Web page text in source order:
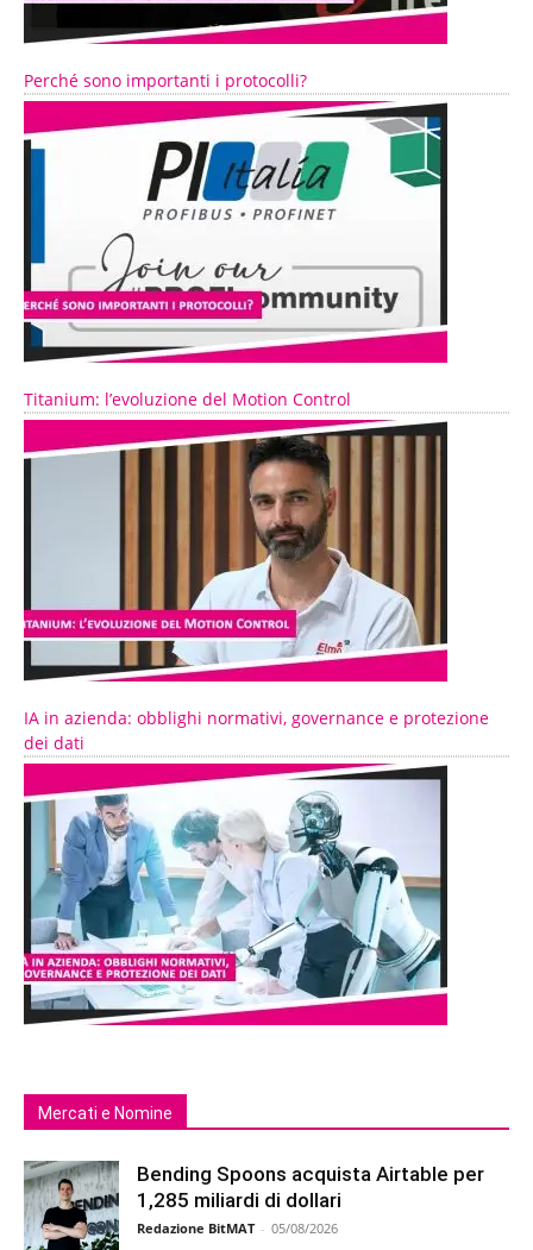
Perché sono importanti i protocolli?
Titanium: l’evoluzione del Motion Control
IA in azienda: obblighi normativi, governance e protezione
dei dati
Mercati e Nomine
Bending Spoons acquista Airtable per
1,285 miliardi di dollari
Redazione BitMAT - 05/08/2026